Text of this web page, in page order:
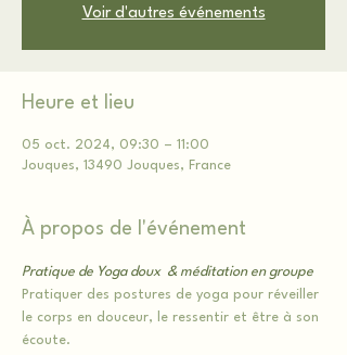
Voir d'autres événements
Heure et lieu
05 oct. 2024, 09:30 – 11:00
Jouques, 13490 Jouques, France
À propos de l'événement
Pratique de Yoga doux  & méditation en groupe
Pratiquer des postures de yoga pour réveiller
le corps en douceur, le ressentir et être à son
écoute.